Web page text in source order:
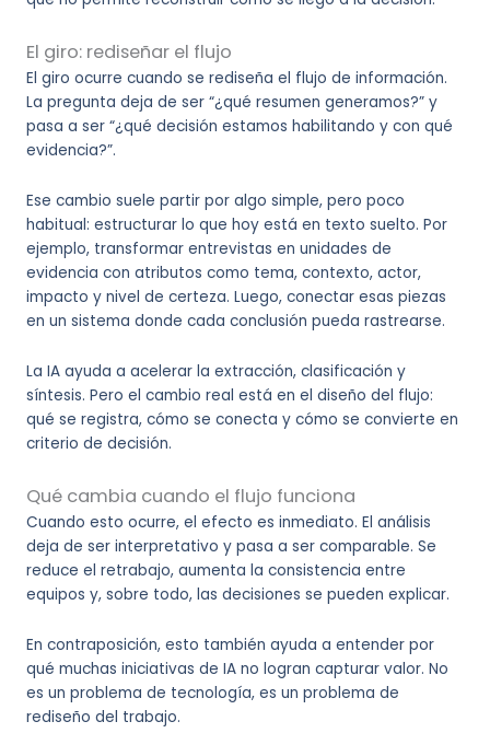
El giro: rediseñar el flujo
El giro ocurre cuando se rediseña el flujo de información.
La pregunta deja de ser “¿qué resumen generamos?” y
pasa a ser “¿qué decisión estamos habilitando y con qué
evidencia?”.
Ese cambio suele partir por algo simple, pero poco
habitual: estructurar lo que hoy está en texto suelto. Por
ejemplo, transformar entrevistas en unidades de
evidencia con atributos como tema, contexto, actor,
impacto y nivel de certeza. Luego, conectar esas piezas
en un sistema donde cada conclusión pueda rastrearse.
La IA ayuda a acelerar la extracción, clasificación y
síntesis. Pero el cambio real está en el diseño del flujo:
qué se registra, cómo se conecta y cómo se convierte en
criterio de decisión.
Qué cambia cuando el flujo funciona
Cuando esto ocurre, el efecto es inmediato. El análisis
deja de ser interpretativo y pasa a ser comparable. Se
reduce el retrabajo, aumenta la consistencia entre
equipos y, sobre todo, las decisiones se pueden explicar.
En contraposición, esto también ayuda a entender por
qué muchas iniciativas de IA no logran capturar valor. No
es un problema de tecnología, es un problema de
rediseño del trabajo.